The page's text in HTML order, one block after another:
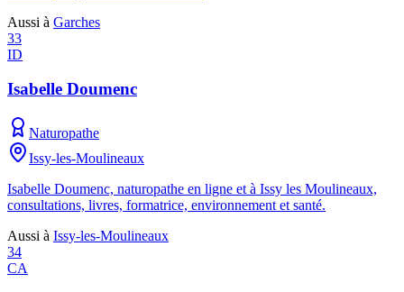
Aussi à Garches
33
ID
Isabelle Doumenc
Naturopathe
Issy-les-Moulineaux
Isabelle Doumenc, naturopathe en ligne et à Issy les Moulineaux,
consultations, livres, formatrice, environnement et santé.
Aussi à Issy-les-Moulineaux
34
CA